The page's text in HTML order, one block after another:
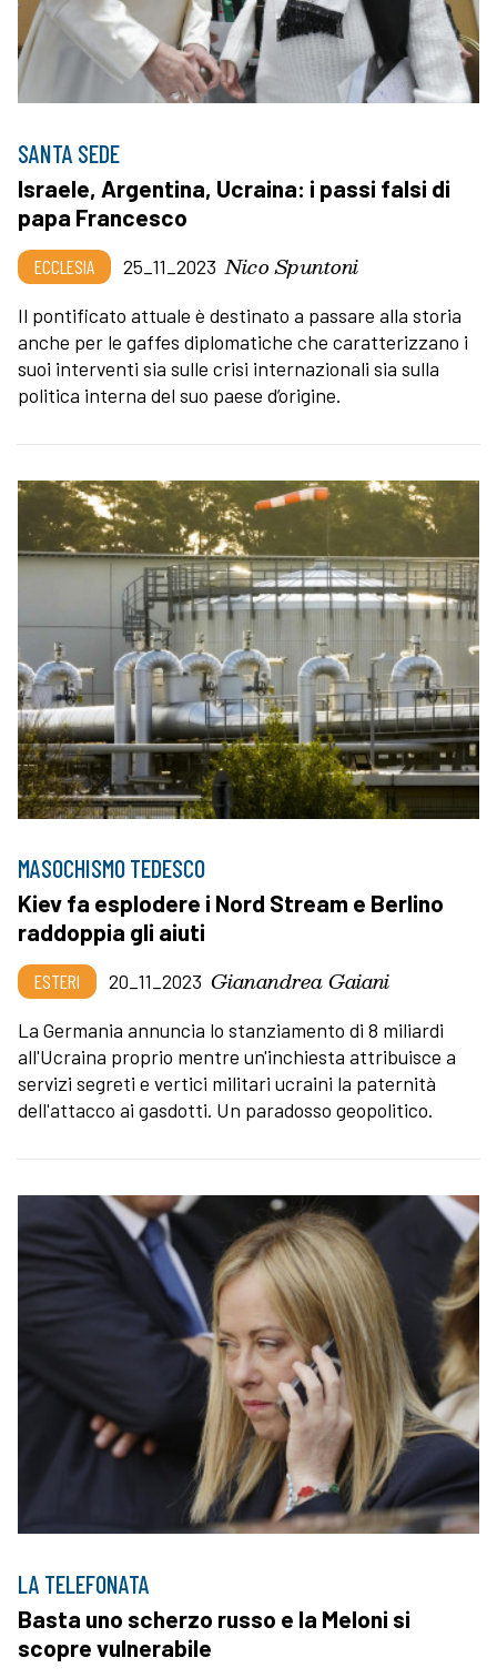
SANTA SEDE
Israele, Argentina, Ucraina: i passi falsi di
papa Francesco
ECCLESIA 25_11_2023 Nico Spuntoni
Il pontificato attuale è destinato a passare alla storia
anche per le gaffes diplomatiche che caratterizzano i
suoi interventi sia sulle crisi internazionali sia sulla
politica interna del suo paese d’origine.
MASOCHISMO TEDESCO
Kiev fa esplodere i Nord Stream e Berlino
raddoppia gli aiuti
ESTERI 20_11_2023 Gianandrea Gaiani
La Germania annuncia lo stanziamento di 8 miliardi
all'Ucraina proprio mentre un'inchiesta attribuisce a
servizi segreti e vertici militari ucraini la paternità
dell'attacco ai gasdotti. Un paradosso geopolitico.
LA TELEFONATA
Basta uno scherzo russo e la Meloni si
scopre vulnerabile